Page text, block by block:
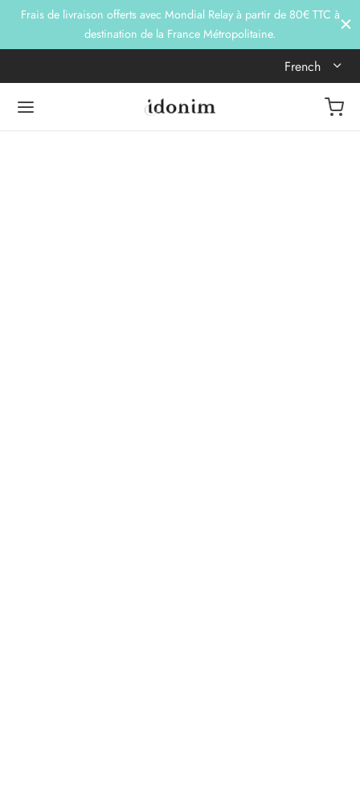
Frais de livraison offerts avec Mondial Relay à partir de 80€ TTC à
destination de la France Métropolitaine.
French